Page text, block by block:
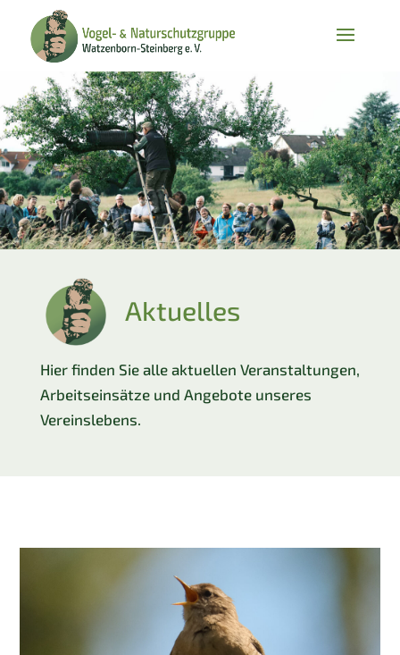
Aktuelles
Hier finden Sie alle aktuellen Veranstaltungen,
Arbeitseinsätze und Angebote unseres
Vereinslebens.